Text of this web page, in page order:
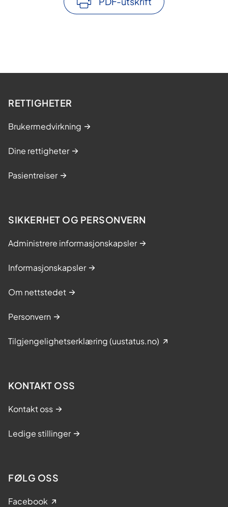
RETTIGHETER
Brukermedvirkning
Dine rettigheter
Pasientreiser
SIKKERHET OG PERSONVERN
Administrere informasjonskapsler
Informasjonskapsler
Om nettstedet
Personvern
Tilgjengelighetserklæring (uustatus.no)
KONTAKT OSS
Kontakt oss
Ledige stillinger
FØLG OSS
Facebook